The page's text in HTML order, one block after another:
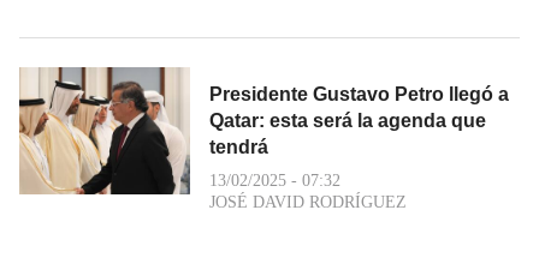
Presidente Gustavo Petro llegó a
Qatar: esta será la agenda que
tendrá
13/02/2025 - 07:32
JOSÉ DAVID RODRÍGUEZ